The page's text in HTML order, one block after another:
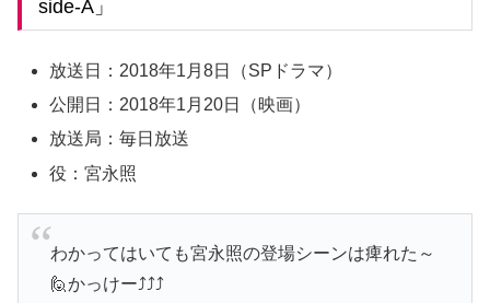
side-A」
放送日：2018年1月8日（SPドラマ）
公開日：2018年1月20日（映画）
放送局：毎日放送
役：宮永照
わかってはいても宮永照の登場シーンは痺れた～
🙋かっけー⤴⤴⤴